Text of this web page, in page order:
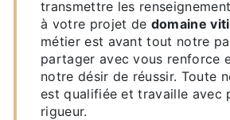
transmettre les
à votre projet de domaine
métier est avant tout notre
partager avec vous renforce
notre désir de réussir. Toute
est qualifiée et travaille avec
rigueur.